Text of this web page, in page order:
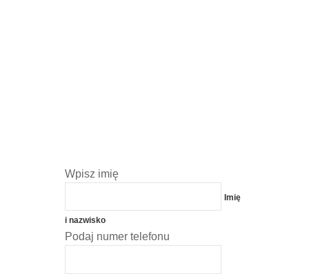
Wpisz imię
Imię
i nazwisko
Podaj numer telefonu